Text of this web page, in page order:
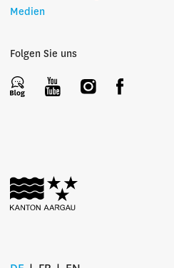
Medien
Folgen Sie uns